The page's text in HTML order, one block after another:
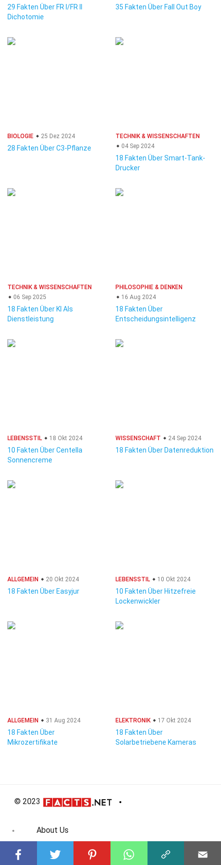
29 Fakten Über FR I/FR II
Dichotomie
35 Fakten Über Fall Out Boy
BIOLOGIE 25 Dez 2024
28 Fakten Über C3-Pflanze
TECHNIK & WISSENSCHAFTEN
04 Sep 2024
18 Fakten Über Smart-Tank-
Drucker
TECHNIK & WISSENSCHAFTEN
06 Sep 2025
18 Fakten Über KI Als
Dienstleistung
PHILOSOPHIE & DENKEN
16 Aug 2024
18 Fakten Über
Entscheidungsintelligenz
LEBENSSTIL 18 Okt 2024
10 Fakten Über Centella
Sonnencreme
WISSENSCHAFT 24 Sep 2024
18 Fakten Über Datenreduktion
ALLGEMEIN 20 Okt 2024
18 Fakten Über Easyjur
LEBENSSTIL 10 Okt 2024
10 Fakten Über Hitzefreie
Lockenwickler
ALLGEMEIN 31 Aug 2024
18 Fakten Über
Mikrozertifikate
ELEKTRONIK 17 Okt 2024
18 Fakten Über
Solarbetriebene Kameras
© 2023
About Us
Editorial Policy